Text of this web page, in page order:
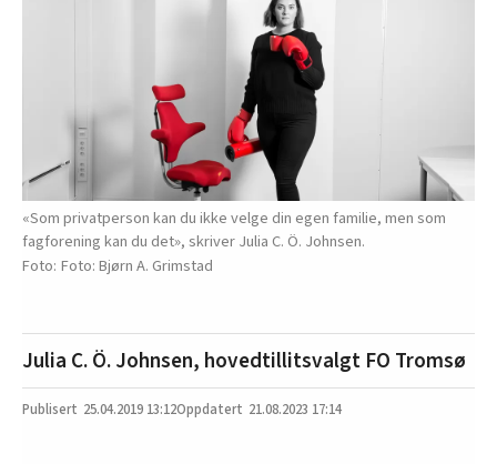
«Som privatperson kan du ikke velge din egen familie, men som
fagforening kan du det», skriver Julia C. Ö. Johnsen.
Foto: Bjørn A. Grimstad
Julia C. Ö. Johnsen, hovedtillitsvalgt FO Tromsø
25.04.2019 13:12 21.08.2023 17:14